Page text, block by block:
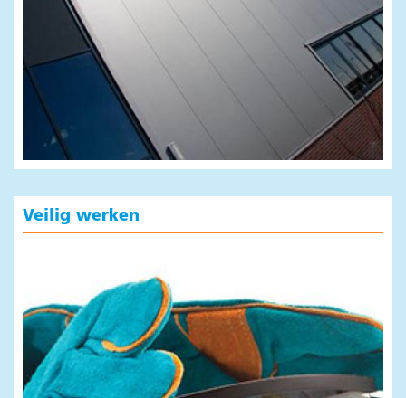
Veilig werken